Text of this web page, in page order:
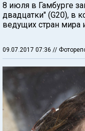
8 июля в Гамбурге
двадцатки" (G20), в
ведущих стран мира
09.07.2017 07:36 //